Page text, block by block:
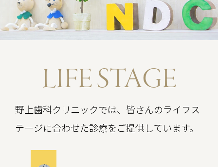
期間中もWebでのご予約はご利用いただけ
ます。
ださい。
また、休診期間中は診療を行っておりませ
令和8年1月5日（月）より通常通り診療い
たします。
2025.07.29
LIFE STAGE
野上歯科クリニックでは、皆さんのライフス
テージに合わせた診療をご提供しています。